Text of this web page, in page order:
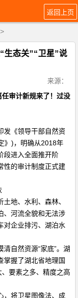
返回上页
>
生态关”“卫星”说
来源：
审计新规来了！过没
《领导干部自然资
》)，明确从2018年
段进入全面推开阶
性的审计制度正式建
地、水利、森林、
、河流全貌和无法涉
对企业排污、湖泊水
自然资源“家底”。湖
掌握了湖北省地理国
、要素之多、精度之高
将卫星图像法、成